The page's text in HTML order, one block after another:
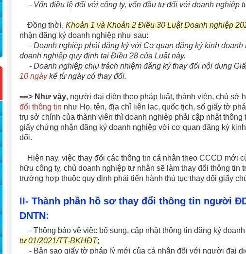
- Vốn điều lệ đối với công ty, vốn đầu tư đối với doanh nghiệp
Đồng thời, Khoản 1 và Khoản 2 Điều 30 Luật Doanh nghiệp
nhận đăng ký doanh nghiệp như sau:
- Doanh nghiệp phải đăng ký với Cơ quan đăng ký kinh
doanh nghiệp quy định tại Điều 28 của Luật này.
- Doanh nghiệp chịu trách nhiệm đăng ký thay đổi nội dung
10 ngàykể từ ngày có thay đổi.
==> Như vậy, người đại diện theo pháp luật, thành viên, chủ sở
đổi thông tin như Họ, tên, địa chỉ liên lạc, quốc tịch, số giấy tờ
trụ sở chính của thành viên thì doanh nghiệp phải cập nhật
giấy chứng nhận đăng ký doanh nghiệp với cơ quan đăng ký
đổi.
Hiện nay, việc thay đổi các thông tin cá nhân theo CCCD mới
hữu công ty, chủ doanh nghiệp tư nhân sẽ làm thay đổi thông tin
trường hợp thuộc quy định phải tiến hành thủ tục thay đổi giấy
II- Thành phần hồ sơ thay đổi thông tin người
DNTN:
- Thông báo về việc bổ sung, cập nhật thông tin đăng ký
tư 01/2021/TT-BKHĐT;
- Bản sao giấy tờ pháp lý mới của cá nhân đối với người đại